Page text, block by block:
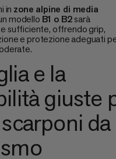
in zone alpine di media
modello B1 o B2sarà
sufficiente, offrendo grip,
e protezione adeguati
e la
giuste
da